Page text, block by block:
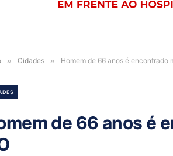
» Cidades » Homem de 66 anos é encontrado
de 66 anos é